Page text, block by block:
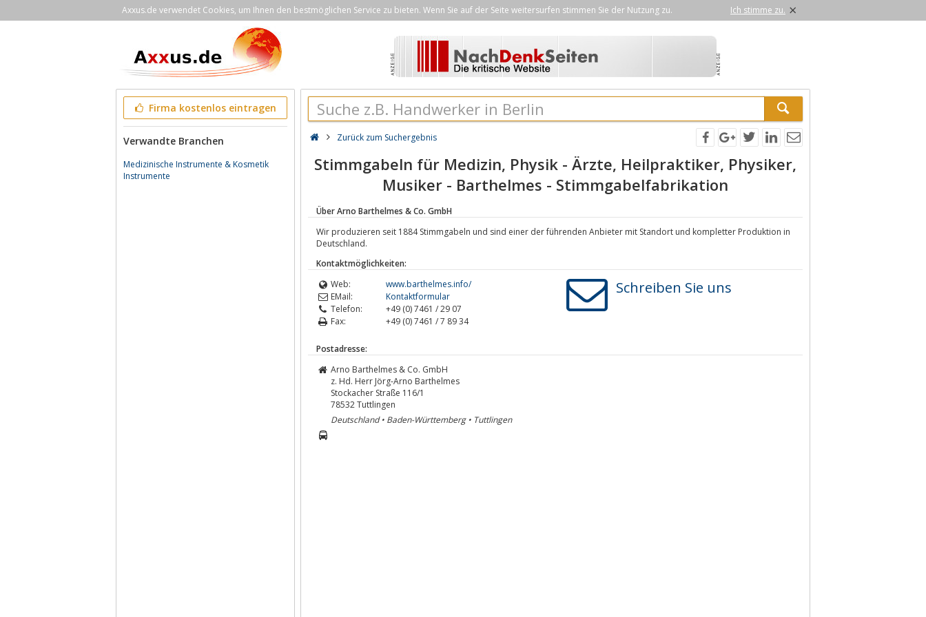
Axxus.de verwendet Cookies, um Ihnen den bestmöglichen Service zu bieten. Wenn Sie auf der Seite weitersurfen stimmen Sie der Nutzung zu. Ich stimme zu. ×
Firma kostenlos eintragen
Verwandte Branchen
Medizinische Instrumente & Kosmetik
Instrumente
Zurück zum Suchergebnis
Stimmgabeln für Medizin, Physik - Ärzte, Heilpraktiker, Physiker,
Musiker - Barthelmes - Stimmgabelfabrikation
Über Arno Barthelmes & Co. GmbH
Wir produzieren seit 1884 Stimmgabeln und sind einer der führenden Anbieter mit Standort und kompletter Produktion in
Deutschland.
Kontaktmöglichkeiten:
Web:
www.barthelmes.info/
EMail:
Kontaktformular
Telefon:
+49 (0) 7461 / 29 07
Fax:
+49 (0) 7461 / 7 89 34
Schreiben Sie uns
Postadresse:
Arno Barthelmes & Co. GmbH
z. Hd. Herr Jörg-Arno Barthelmes
Stockacher Straße 116/1
78532Tuttlingen
Deutschland • Baden-Württemberg • Tuttlingen